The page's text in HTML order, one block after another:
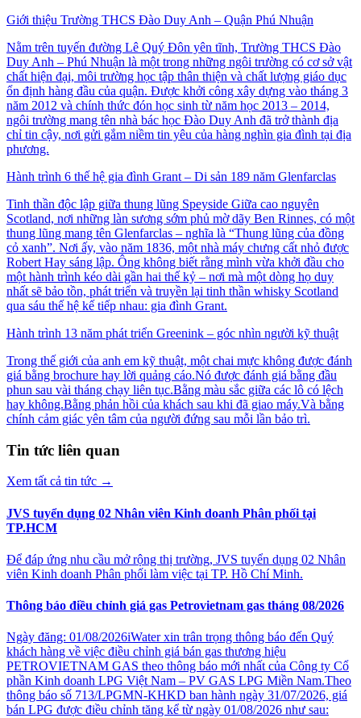
Giới thiệu Trường THCS Đào Duy Anh – Quận Phú Nhuận
Nằm trên tuyến đường Lê Quý Đôn yên tĩnh, Trường THCS Đào
Duy Anh – Phú Nhuận là một trong những ngôi trường có cơ sở vật
chất hiện đại, môi trường học tập thân thiện và chất lượng giáo dục
ổn định hàng đầu của quận. Được khởi công xây dựng vào tháng 3
năm 2012 và chính thức đón học sinh từ năm học 2013 – 2014,
ngôi trường mang tên nhà bác học Đào Duy Anh đã trở thành địa
chỉ tin cậy, nơi gửi gắm niềm tin yêu của hàng nghìn gia đình tại địa
phương.
Hành trình 6 thế hệ gia đình Grant – Di sản 189 năm Glenfarclas
Tinh thần độc lập giữa thung lũng Speyside Giữa cao nguyên
Scotland, nơi những làn sương sớm phủ mờ dãy Ben Rinnes, có một
thung lũng mang tên Glenfarclas – nghĩa là “Thung lũng của đồng
cỏ xanh”. Nơi ấy, vào năm 1836, một nhà máy chưng cất nhỏ được
Robert Hay sáng lập. Ông không biết rằng mình vừa khởi đầu cho
một hành trình kéo dài gần hai thế kỷ – nơi mà một dòng họ duy
nhất sẽ bảo tồn, phát triển và truyền lại tinh thần whisky Scotland
qua sáu thế hệ kế tiếp nhau: gia đình Grant.
Hành trình 13 năm phát triển Greenink – góc nhìn người kỹ thuật
Trong thế giới của anh em kỹ thuật, một chai mực không được đánh
giá bằng brochure hay lời quảng cáo.Nó được đánh giá bằng đầu
phun sau vài tháng chạy liên tục.Bằng màu sắc giữa các lô có lệch
hay không.Bằng phản hồi của khách sau khi đã giao máy.Và bằng
chính cảm giác yên tâm của người đứng sau mỗi lần bảo trì.
Tin tức liên quan
Xem tất cả tin tức →
JVS tuyển dụng 02 Nhân viên Kinh doanh Phân phối tại
TP.HCM
Để đáp ứng nhu cầu mở rộng thị trường, JVS tuyển dụng 02 Nhân
viên Kinh doanh Phân phối làm việc tại TP. Hồ Chí Minh.
Thông báo điều chỉnh giá gas Petrovietnam gas tháng 08/2026
Ngày đăng: 01/08/2026iWater xin trân trọng thông báo đến Quý
khách hàng về việc điều chỉnh giá bán gas thương hiệu
PETROVIETNAM GAS theo thông báo mới nhất của Công ty Cổ
phần Kinh doanh LPG Việt Nam – PV GAS LPG Miền Nam.Theo
thông báo số 713/LPGMN-KHKD ban hành ngày 31/07/2026, giá
bán LPG được điều chỉnh tăng kể từ ngày 01/08/2026 như sau: